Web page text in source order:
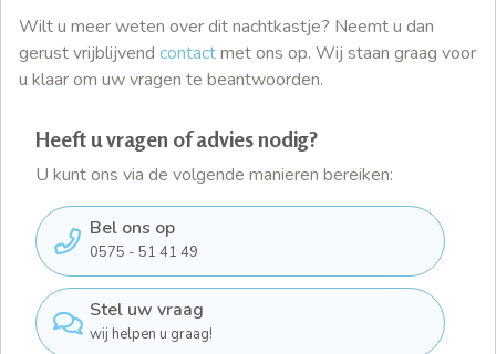
Wilt u meer weten over dit nachtkastje? Neemt u dan
gerust vrijblijvend contactmet ons op. Wij staan graag voor
u klaar om uw vragen te beantwoorden.
Heeft u vragen of advies nodig?
U kunt ons via de volgende manieren bereiken:
Bel ons op
0575 - 51 41 49
Stel uw vraag
wij helpen u graag!